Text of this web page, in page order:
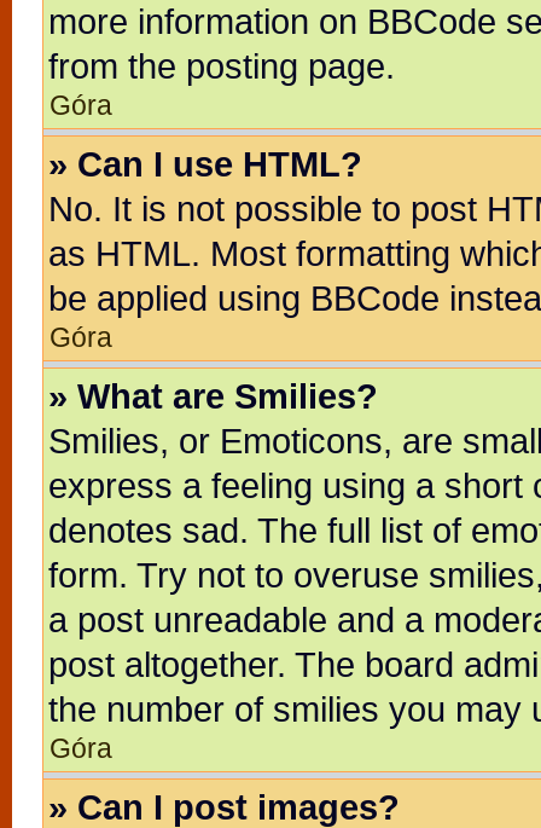
more information on BBCode
from the posting page.
Góra
» Can I use HTML?
No. It is not possible to post
as HTML. Most formatting
be applied using BBCode
Góra
» What are Smilies?
Smilies, or Emoticons, are
express a feeling using a short
denotes sad. The full list of
form. Try not to overuse
a post unreadable and a
post altogether. The board
the number of smilies you may
Góra
» Can I post images?